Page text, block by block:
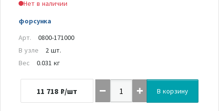
Нет в наличии
форсунка
Арт.
0800-171000
В узле
2 шт.
Вес
0.031 кг
11 718 ₽/шт В корзину